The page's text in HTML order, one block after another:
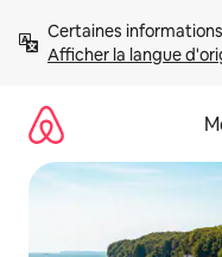
directement
Afficher la langue